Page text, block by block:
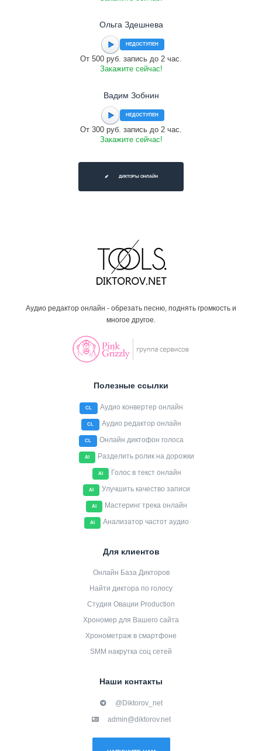
Ольга Здешнева
НЕДОСТУПЕН
От 500 руб. запись до 2 час.
Закажите сейчас!
Вадим Зобнин
НЕДОСТУПЕН
От 300 руб. запись до 2 час.
Закажите сейчас!
ДИКТОРЫ ОНЛАЙН
Аудио редактор онлайн - обрезать песню, поднять громкость и
многое другое.
Полезные ссылки
CL Аудио конвертер онлайн
CL Аудио редактор онлайн
CL Онлайн диктофон голоса
AI Разделить ролик на дорожки
AI Голос в текст онлайн
AI Улучшить качество записи
AI Мастеринг трека онлайн
AI Анализатор частот аудио
Для клиентов
Онлайн База Дикторов
Найти диктора по голосу
Студия Овации Production
Хрономер для Вашего сайта
Хронометраж в смартфоне
SMM накрутка соц сетей
Наши контакты
@Diktorov_net
admin@diktorov.net